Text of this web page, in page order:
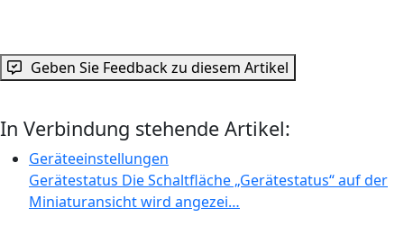
Geben Sie Feedback zu diesem Artikel
In Verbindung stehende Artikel:
Geräteeinstellungen
Gerätestatus Die Schaltfläche „Gerätestatus“ auf der
Miniaturansicht wird angezei…